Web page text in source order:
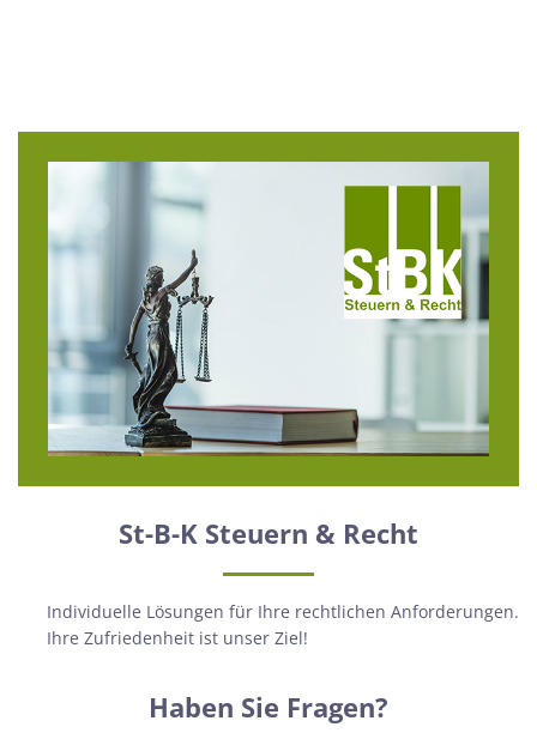
St-B-K Steuern & Recht
Individuelle Lösungen für Ihre rechtlichen Anforderungen.
Ihre Zufriedenheit ist unser Ziel!
Haben Sie Fragen?